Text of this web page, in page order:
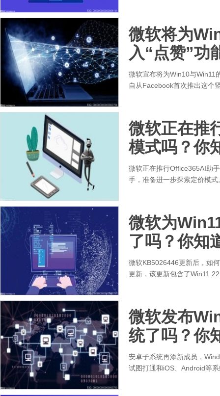
微软将为
入“点赞”功
微软宣布将为Win10与Win11
自从Facebook首次推出这个
微软正在推
模式吗？你
微软正在推行Office365AI助
手，准备进一步探索定价模
微软为
了吗？你知
微软KB5026446更新后，如
更新，该更新包含了Win11
微软发布
统了吗？你
安卓子系统再添新成员，
试图打通和iOS、Android等